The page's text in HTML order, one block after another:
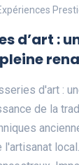
d’art :
d'art :
de la
l'artisanat